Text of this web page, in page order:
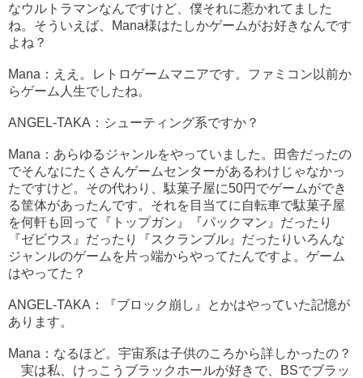
なウルトラマンなんですけど、僕それに惹かれてました
ね。そういえば、Mana様はたしかゲームがお好きなんです
よね？
Mana：ええ。レトロゲームマニアです。ファミコン以前か
らゲーム人生でしたね。
ANGEL-TAKA：シューティング系ですか？
Mana：あらゆるジャンルをやっていました。田舎だったの
でそんなにたくさんゲームセンターがあるわけじゃなかっ
たですけど。その代わり、駄菓子屋に50円でゲームができ
る筐体があったんです。それを目当てに自転車で駄菓子屋
を何軒も回って『トップガン』『パックマン』だったり
『ゼビウス』だったり『スクランブル』だったりいろんな
ジャンルのゲームを片っ端からやってたんですよ。ゲーム
はやってた？
ANGEL-TAKA：『ブロック崩し』とかはやっていた記憶が
あります。
Mana：なるほど。宇宙系は子供のころから詳しかったの？
実は私、けっこうブラックホールが好きで、BSでブラッ